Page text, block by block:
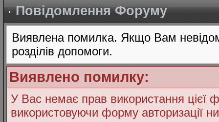
Повідомлення Форуму
Виявлена помилка. Якщо Вам
розділів допомоги.
Виявлено помилку:
У Вас немає прав використання цієї
використовуючи форму авторизації